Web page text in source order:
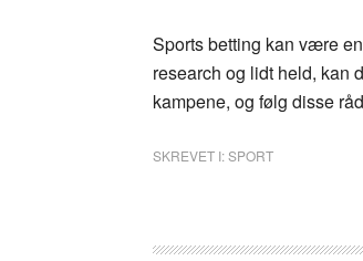
Sports betting kan være
research og lidt held, kan
kampene, og følg disse
SKREVET I:SPORT